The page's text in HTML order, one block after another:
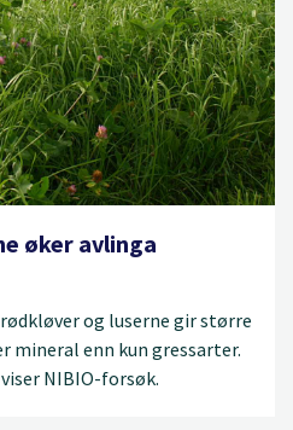
øker avlinga
og luserne gir større
mineral enn kun gressarter.
NIBIO-forsøk.